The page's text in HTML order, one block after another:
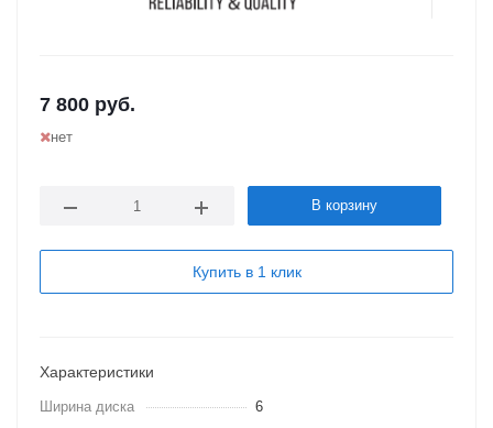
7 800 руб.
нет
В корзину
Купить в 1 клик
Характеристики
Ширина диска
6